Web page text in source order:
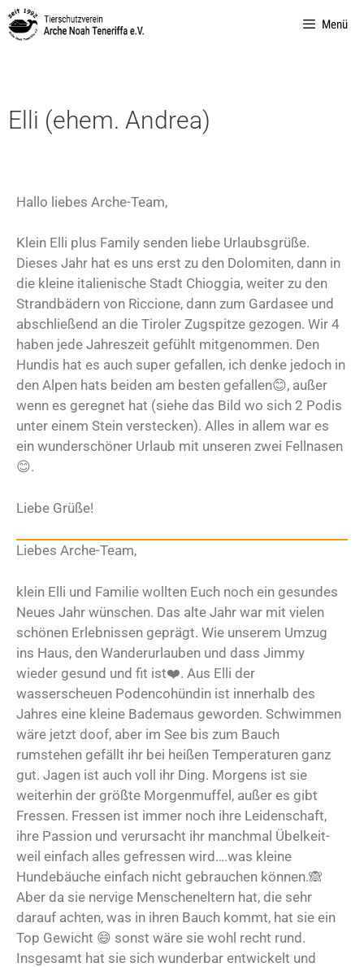
Menü
Elli (ehem. Andrea)
Hallo liebes Arche-Team,
Klein Elli plus Family senden liebe Urlaubsgrüße.
Dieses Jahr hat es uns erst zu den Dolomiten, dann in
die kleine italienische Stadt Chioggia, weiter zu den
Strandbädern von Riccione, dann zum Gardasee und
abschließend an die Tiroler Zugspitze gezogen. Wir 4
haben jede Jahreszeit gefühlt mitgenommen. Den
Hundis hat es auch super gefallen, ich denke jedoch in
den Alpen hats beiden am besten gefallen😊, außer
wenn es geregnet hat (siehe das Bild wo sich 2 Podis
unter einem Stein verstecken). Alles in allem war es
ein wunderschöner Urlaub mit unseren zwei Fellnasen
😊.
Liebe Grüße!
Liebes Arche-Team,
klein Elli und Familie wollten Euch noch ein gesundes
Neues Jahr wünschen. Das alte Jahr war mit vielen
schönen Erlebnissen geprägt. Wie unserem Umzug
ins Haus, den Wanderurlauben und dass Jimmy
wieder gesund und fit ist❤️. Aus Elli der
wasserscheuen Podencohündin ist innerhalb des
Jahres eine kleine Bademaus geworden. Schwimmen
wäre jetzt doof, aber im See bis zum Bauch
rumstehen gefällt ihr bei heißen Temperaturen ganz
gut. Jagen ist auch voll ihr Ding. Morgens ist sie
weiterhin der größte Morgenmuffel, außer es gibt
Fressen. Fressen ist immer noch ihre Leidenschaft,
ihre Passion und verursacht ihr manchmal Übelkeit-
weil einfach alles gefressen wird….was kleine
Hundebäuche einfach nicht gebrauchen können.🙈
Aber da sie nervige Menscheneltern hat, die sehr
darauf achten, was in ihren Bauch kommt, hat sie ein
Top Gewicht 😄 sonst wäre sie wohl recht rund.
Insgesamt hat sie sich wunderbar entwickelt und